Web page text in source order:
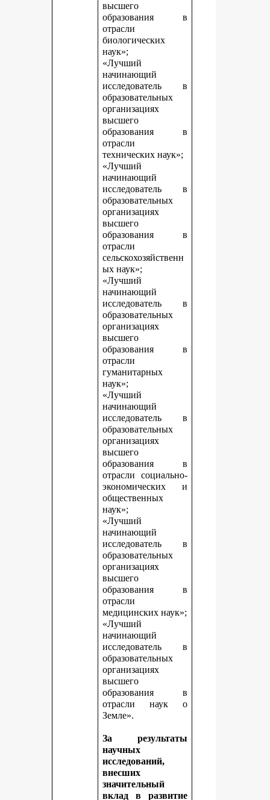
высшего
образования в
отрасли
биологических
наук»;
«Лучший
начинающий
исследователь в
образовательных
организациях
высшего
образования в
отрасли
технических наук»;
«Лучший
начинающий
исследователь в
образовательных
организациях
высшего
образования в
отрасли
сельскохозяйственн
ых наук»;
«Лучший
начинающий
исследователь в
образовательных
организациях
высшего
образования в
отрасли
гуманитарных
наук»;
«Лучший
начинающий
исследователь в
образовательных
организациях
высшего
образования в
отрасли социально-
экономических и
общественных
наук»;
«Лучший
начинающий
исследователь в
образовательных
организациях
высшего
образования в
отрасли
медицинских наук»;
«Лучший
начинающий
исследователь в
образовательных
организациях
высшего
образования в
отрасли наук о
Земле».
За результаты
научных
исследований,
внесших
значительный
вклад в развитие